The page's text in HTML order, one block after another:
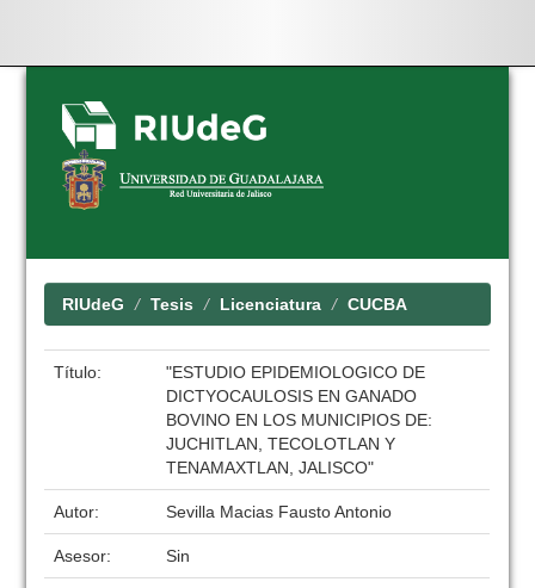
Skip
navigation
RIUdeG Tesis Licenciatura CUCBA
Título:
"ESTUDIO EPIDEMIOLOGICO DE
DICTYOCAULOSIS EN GANADO
BOVINO EN LOS MUNICIPIOS DE:
JUCHITLAN, TECOLOTLAN Y
TENAMAXTLAN, JALISCO"
Autor: Sevilla Macias Fausto Antonio
Asesor: Sin